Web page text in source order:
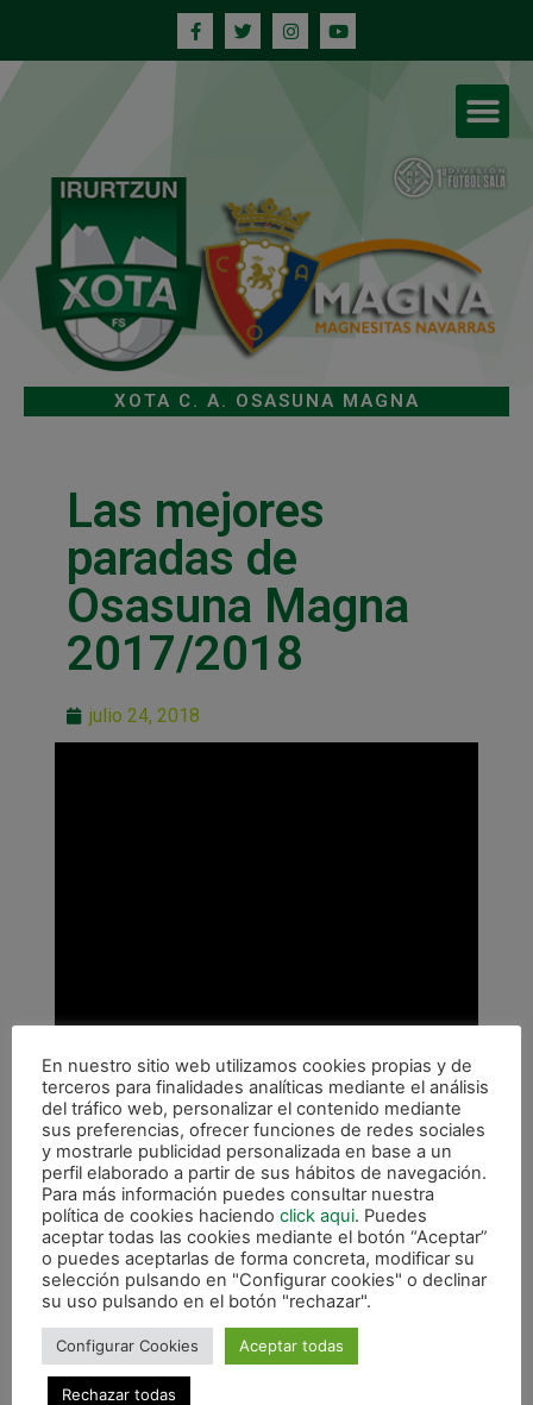
XOTA C. A. OSASUNA MAGNA
Las mejores
paradas de
Osasuna Magna
2017/2018
julio 24, 2018
En nuestro sitio web utilizamos cookies propias y de
terceros para finalidades analíticas mediante el análisis
del tráfico web, personalizar el contenido mediante
sus preferencias, ofrecer funciones de redes sociales
y mostrarle publicidad personalizada en base a un
perfil elaborado a partir de sus hábitos de navegación.
Para más información puedes consultar nuestra
política de cookies haciendo click aqui. Puedes
aceptar todas las cookies mediante el botón “Aceptar”
o puedes aceptarlas de forma concreta, modificar su
selección pulsando en "Configurar cookies" o declinar
su uso pulsando en el botón "rechazar".
Configurar Cookies Aceptar todas
Rechazar todas